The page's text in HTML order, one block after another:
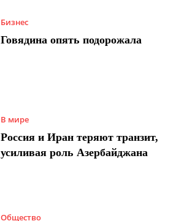
Бизнес
Говядина опять подорожала
В мире
Россия и Иран теряют транзит,
усиливая роль Азербайджана
Общество